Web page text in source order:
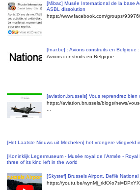
[Mibac] Musée International de la base
ASBL dissolution
https://www.facebook.com/groups/
[fnar.be] : Avions construits en Belgique
Avions construits en Belgique ...
[aviation.brussels] Vous reprendrez bien
https://aviation.brussels/blogs/news/
[Het Laatste Nieuws uit Mechelen] het vroegere vliegveld
[Koninklijk Legermuseum - Musée royal de l'Armée -
three of its kind left in the world
[Skystef] Brussels Airport, Defilé
https://youtu.be/